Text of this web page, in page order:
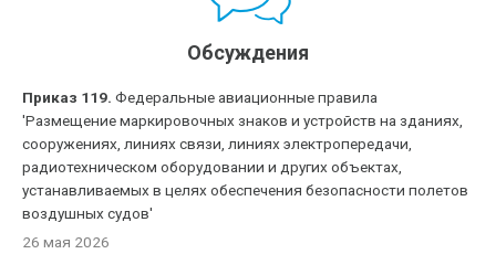
Обсуждения
Приказ 119. Федеральные авиационные правила
'Размещение маркировочных знаков и устройств на зданиях,
сооружениях, линиях связи, линиях электропередачи,
радиотехническом оборудовании и других объектах,
устанавливаемых в целях обеспечения безопасности полетов
воздушных судов'
26 мая 2026